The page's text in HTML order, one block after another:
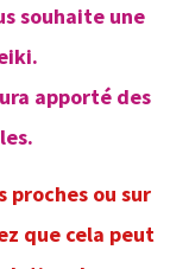
souhaite une
apporté des
proches ou sur
que cela peut